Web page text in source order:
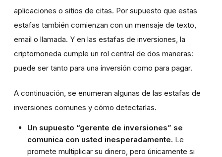
aplicaciones o sitios de citas. Por supuesto que estas
estafas también comienzan con un mensaje de texto,
email o llamada. Y en las estafas de inversiones, la
criptomoneda cumple un rol central de dos maneras:
puede ser tanto para una inversión como para pagar.
A continuación, se enumeran algunas de las estafas de
inversiones comunes y cómo detectarlas.
Un supuesto “gerente de inversiones” se
comunica con usted inesperadamente. Le
promete multiplicar su dinero, pero únicamente si